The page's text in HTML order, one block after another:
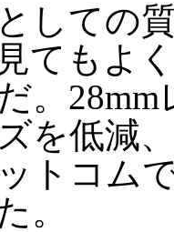
しての質
てもよ
。
を低減
トコム
。